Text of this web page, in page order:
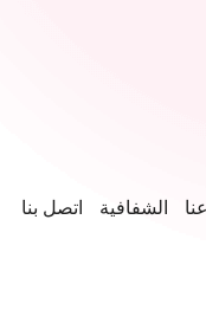
الشفافية اتصل بنا